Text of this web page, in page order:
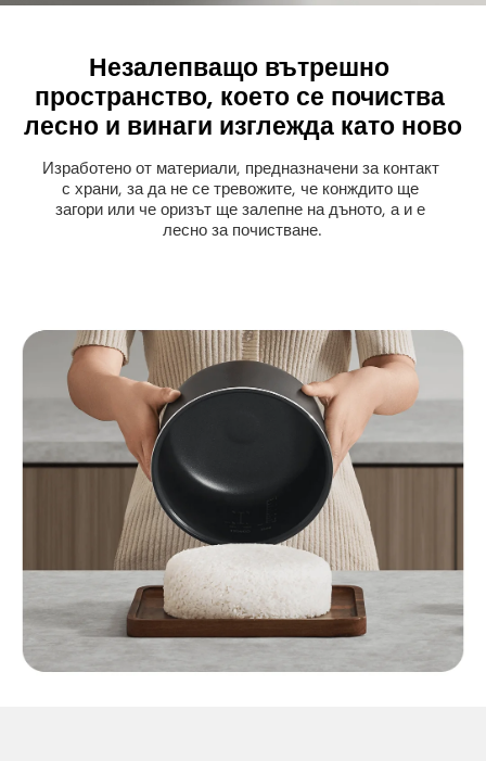
Незалепващо вътрешно
пространство, което се почиства
лесно и винаги изглежда като ново
Изработено от материали, предназначени за контакт
с храни, за да не се тревожите, че конждито ще
загори или че оризът ще залепне на дъното, а и е
лесно за почистване.